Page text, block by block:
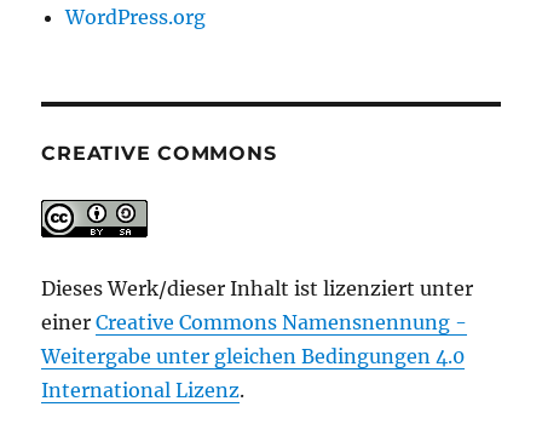
WordPress.org
CREATIVE COMMONS
Dieses Werk/dieser Inhalt ist lizenziert unter
einerCreative Commons Namensnennung -
Weitergabe unter gleichen Bedingungen 4.0
International Lizenz.